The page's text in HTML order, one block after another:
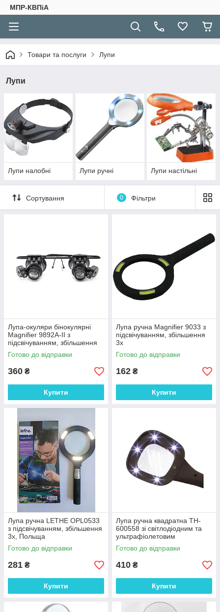
МПР-КВПіА
Товари та послуги Лупи
Лупи
Лупи налобні Лупи ручні Лупи настільні
Сортування 0 Фільтри
Лупа-окуляри бінокулярні
Magnifier 9892A-II з
підсвічуванням, збільшення
20х, робоча відстань 1-2см
Готово до відправки
360 ₴
Купити
Лупа ручна Magnifier 9033 з
підсвічуванням, збільшення
3х
Готово до відправки
162 ₴
Купити
Лупа ручна LETHE OPL0533
з підсвічуванням, збільшення
3х, Польща
Готово до відправки
281 ₴
Купити
Лупа ручна квадратна TH-
600558 зі світлодіодним та
ультрафіолетовим
підсвічуванням, діаметр
60мм, збільшення 3Х
Готово до відправки
410 ₴
Купити